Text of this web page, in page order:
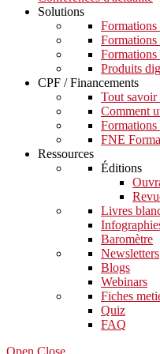
Solutions
Formations
Formations
Formations
Produits
CPF / Financements
Tout savoir
Comment
Formations
FNE
Ressources
Éditions
Livres
Baromètre
Newsletters
Blogs
Webinars
Fiches
Quiz
FAQ
Open Close